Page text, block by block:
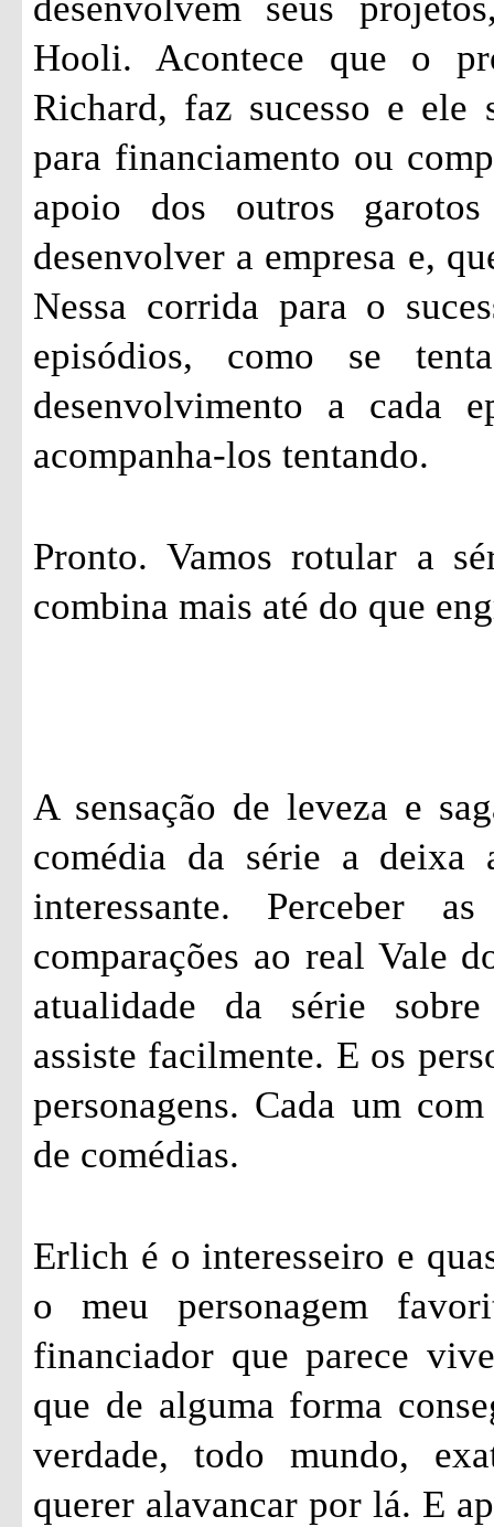
Hooli. Acontece que o
Richard, faz sucesso e ele
para financiamento ou
apoio dos outros
desenvolver a empresa e,
Nessa corrida para o
episódios, como se
desenvolvimento a cada
acompanha-los tentando.
Pronto. Vamos rotular a
combina mais até do que
A sensação de leveza e
comédia da série a deixa
interessante. Perceber
comparações ao real Vale
atualidade da série
assiste facilmente. E os
personagens. Cada um
de comédias.
Erlich é o interesseiro e
o meu personagem
financiador que parece
que de alguma forma
verdade, todo mundo,
querer alavancar por lá. E